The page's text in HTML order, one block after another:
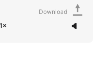
1×
Download